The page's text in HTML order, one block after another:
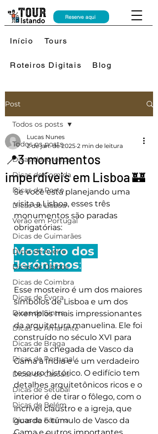
Reserve aqui
Início Tours
Roteiros Digitais Blog
Post
Todos os posts
Dicas de roteiros
Dicas de Comida
Dicas do Porto
Dicas de Lisboa
Verão em Portugal
Dicas de Guimarães
Dicas de Aveiro
Dicas de Óbidos
Dicas de Coimbra
Dicas de Évora
Dicas de Sintra
Dicas de Amarante
Dicas de Braga
Dicas de Portugal
Dicas de Cascais
Dicas de Setúbal
Dicas de Belém
Dicas de Fátima
Todos os posts
📍3 monumentos
imperdíveis em Lisboa 🏰
Lucas Nunes
2 de jan. de 2025 2 min de leitura
Se você está planejando uma
visita a Lisboa, esses três
monumentos são paradas
obrigatórias:
Mosteiro dos
Jerónimos:
Esse mosteiro é um dos maiores
símbolos de Lisboa e um dos
exemplos mais impressionantes
da arquitetura manuelina. Ele foi
construído no século XVI para
marcar a chegada de Vasco da
Gama à Índia e é um verdadeiro
tesouro histórico. O edifício tem
detalhes arquitetônicos ricos e o
interior é de tirar o fôlego, com o
incrível claustro e a igreja, que
guarda o túmulo de Vasco da